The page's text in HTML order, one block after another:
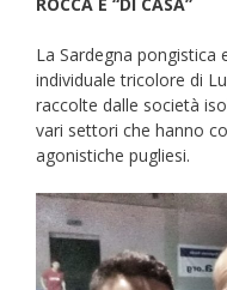
La Sardegna pongistica
individuale tricolore di
raccolte dalle società
vari settori che hanno
agonistiche pugliesi.